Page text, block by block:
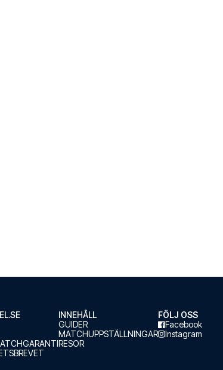
INNEHÅLL
GUIDER
MATCHUPPSTÄLLNINGAR
RESOR
FÖLJ OSS
Facebook
Instagram